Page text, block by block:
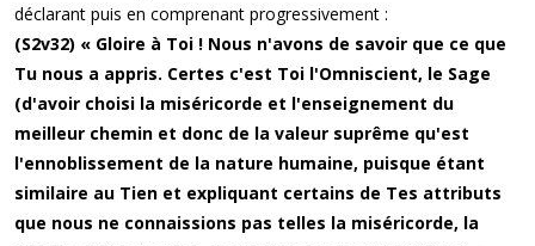
déclarant puis en comprenant progressivement :
(S2v32) « Gloire à Toi ! Nous n'avons de savoir que ce que
Tu nous a appris. Certes c'est Toi l'Omniscient, le Sage
(d'avoir choisi la miséricorde et l'enseignement du
meilleur chemin et donc de la valeur suprême qu'est
l'ennoblissement de la nature humaine, puisque étant
similaire au Tien et expliquant certains de Tes attributs
que nous ne connaissions pas telles la miséricorde, la